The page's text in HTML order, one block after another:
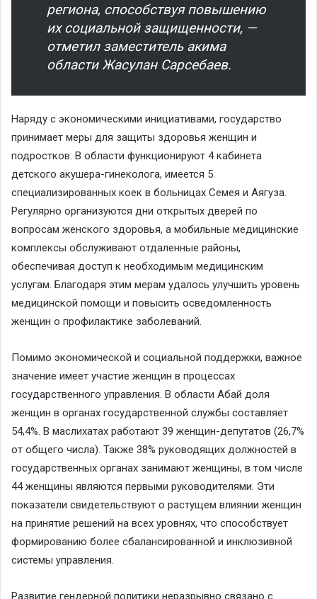
региона, способствуя повышению
их социальной защищенности, —
отметил заместитель акима
области Жасулан Сарсебаев.
Наряду с экономическими инициативами, государство
принимает меры для защиты здоровья женщин и
подростков. В области функционируют 4 кабинета
детского акушера-гинеколога, имеется 5
специализированных коек в больницах Семея и Аягуза.
Регулярно организуются дни открытых дверей по
вопросам женского здоровья, а мобильные медицинские
комплексы обслуживают отдаленные районы,
обеспечивая доступ к необходимым медицинским
услугам. Благодаря этим мерам удалось улучшить уровень
медицинской помощи и повысить осведомленность
женщин о профилактике заболеваний.
Помимо экономической и социальной поддержки, важное
значение имеет участие женщин в процессах
государственного управления. В области Абай доля
женщин в органах государственной службы составляет
54,4%. В маслихатах работают 39 женщин-депутатов (26,7%
от общего числа). Также 38% руководящих должностей в
государственных органах занимают женщины, в том числе
44 женщины являются первыми руководителями. Эти
показатели свидетельствуют о растущем влиянии женщин
на принятие решений на всех уровнях, что способствует
формированию более сбалансированной и инклюзивной
системы управления.
Развитие гендерной политики неразрывно связано с